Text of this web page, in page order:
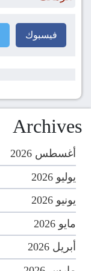
فيسبوك
Archives
أغسطس 2026
يوليو 2026
يونيو 2026
مايو 2026
أبريل 2026